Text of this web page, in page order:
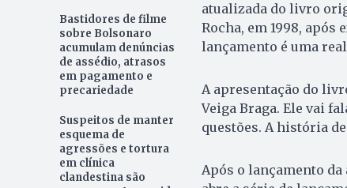
Bastidores de filme
sobre Bolsonaro
acumulam denúncias
de assédio, atrasos
em pagamento e
precariedade
Suspeitos de manter
esquema de
agressões e tortura
em clínica
clandestina são
atualizada do livro
Rocha, em 1998,
lançamento é uma
A apresentação do
Veiga Braga. Ele vai
questões. A história
Após o lançamento da